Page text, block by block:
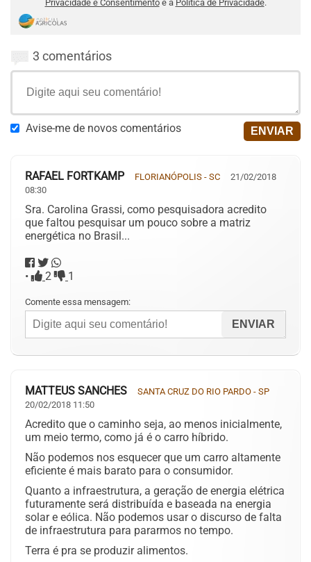
Privacidade e Consentimentoe a Política de Privacidade.
3 comentários
Avise-me de novos comentários
RAFAEL FORTKAMP FLORIANÓPOLIS - SC
21/02/2018
08:30
Sra. Carolina Grassi, como pesquisadora acredito
que faltou pesquisar um pouco sobre a matriz
energética no Brasil...
• 2 1
Comente essa mensagem:
MATTEUS SANCHES
SANTA CRUZ DO RIO PARDO - SP
20/02/2018 11:50
Acredito que o caminho seja, ao menos inicialmente,
um meio termo, como já é o carro híbrido.
Não podemos nos esquecer que um carro altamente
eficiente é mais barato para o consumidor.
Quanto a infraestrutura, a geração de energia elétrica
futuramente será distribuída e baseada na energia
solar e eólica. Não podemos usar o discurso de falta
de infraestrutura para pararmos no tempo.
Terra é pra se produzir alimentos.